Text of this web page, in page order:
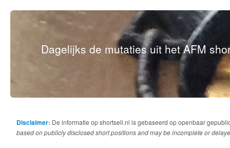
Dagelijks de mutaties uit het AFM
Disclaimer: De informatie op shortsell.nl is gebaseerd op openbaar
based on publicly disclosed short positions and may be incomplete or